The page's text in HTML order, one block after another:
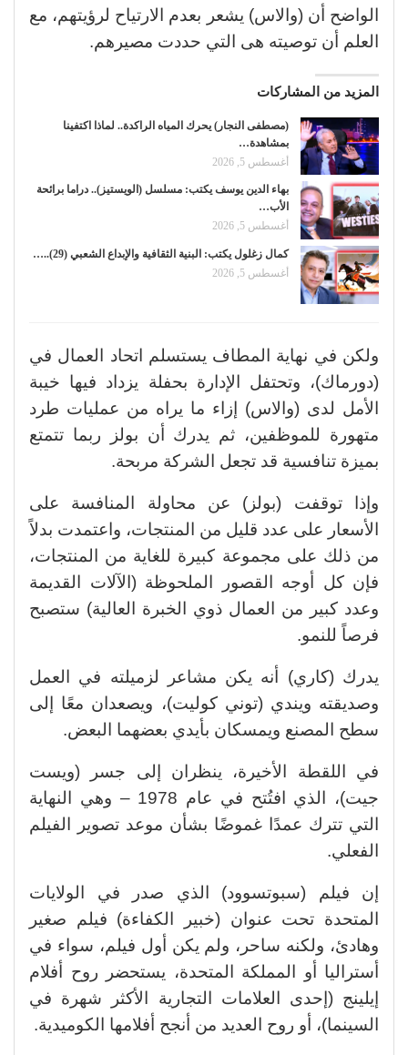
الواضح أن (والاس) يشعر بعدم الارتياح لرؤيتهم، مع
العلم أن توصيته هى التي حددت مصيرهم.
المزيد من المشاركات
(مصطفى النجار) يحرك المياه الراكدة.. لماذا اكتفينا
بمشاهدة…
أغسطس 5, 2026
بهاء الدين يوسف يكتب: مسلسل (الويستيز).. دراما برائحة
الأب…
أغسطس 5, 2026
كمال زغلول يكتب: البنية الثقافية والإبداع الشعبي (29)..…
أغسطس 5, 2026
ولكن في نهاية المطاف يستسلم اتحاد العمال في
(دورماك)، وتحتفل الإدارة بحفلة يزداد فيها خيبة
الأمل لدى (والاس) إزاء ما يراه من عمليات طرد
متهورة للموظفين، ثم يدرك أن بولز ربما تتمتع
بميزة تنافسية قد تجعل الشركة مربحة.
وإذا توقفت (بولز) عن محاولة المنافسة على
الأسعار على عدد قليل من المنتجات، واعتمدت بدلاً
من ذلك على مجموعة كبيرة للغاية من المنتجات،
فإن كل أوجه القصور الملحوظة (الآلات القديمة
وعدد كبير من العمال ذوي الخبرة العالية) ستصبح
فرصاً للنمو.
يدرك (كاري) أنه يكن مشاعر لزميلته في العمل
وصديقته ويندي (توني كوليت)، ويصعدان معًا إلى
سطح المصنع ويمسكان بأيدي بعضهما البعض.
في اللقطة الأخيرة، ينظران إلى جسر (ويست
جيت)، الذي افتُتح في عام 1978 – وهي النهاية
التي تترك عمدًا غموضًا بشأن موعد تصوير الفيلم
الفعلي.
إن فيلم (سبوتسوود) الذي صدر في الولايات
المتحدة تحت عنوان (خبير الكفاءة) فيلم صغير
وهادئ، ولكنه ساحر، ولم يكن أول فيلم، سواء في
أستراليا أو المملكة المتحدة، يستحضر روح أفلام
إيلينج (إحدى العلامات التجارية الأكثر شهرة في
السينما)، أو روح العديد من أنجح أفلامها الكوميدية.